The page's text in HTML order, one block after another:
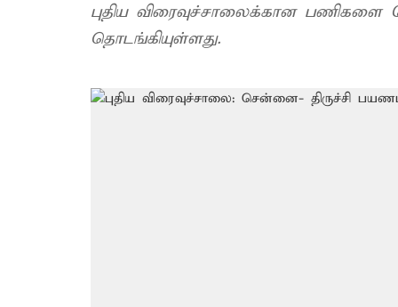
புதிய விரைவுச்சாலைக்கான
தொடங்கியுள்ளது.